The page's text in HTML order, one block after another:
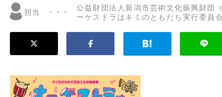
担当
公益財団法人新潟市芸術文化振興財団
ーケストラはキミのともだち実行委員